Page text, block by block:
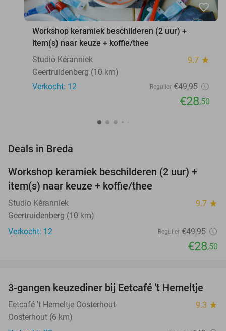
favorite_border
Workshop keramiek beschilderen (2 uur) +
item(s) naar keuze + koffie/thee
Studio Kéranniek
9.7 star
Geertruidenberg (10 km)
Verkocht: 12
Regulier €49,95
€28,50
Deals in Breda
43%
TODAY
Workshop keramiek beschilderen (2 uur) +
item(s) naar keuze + koffie/thee
Studio Kéranniek 9.7 star
Geertruidenberg (10 km)
Verkocht: 12
Regulier €49,95
€28,50
43%
3-gangen keuzediner bij Eetcafé 't Hemeltje
Eetcafé 't Hemeltje Oosterhout 9.3 star
Oosterhout (6 km)